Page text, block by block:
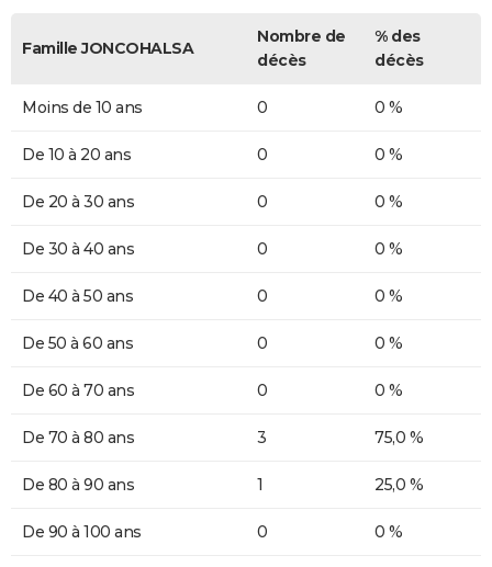
Famille JONCOHALSA
Nombre de
décès
% des
décès
Moins de 10 ans 0 0 %
De 10 à 20 ans 0 0 %
De 20 à 30 ans 0 0 %
De 30 à 40 ans 0 0 %
De 40 à 50 ans 0 0 %
De 50 à 60 ans 0 0 %
De 60 à 70 ans 0 0 %
De 70 à 80 ans 3 75,0 %
De 80 à 90 ans 1 25,0 %
De 90 à 100 ans 0 0 %